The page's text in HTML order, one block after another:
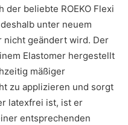
beliebte ROEKO Flexi
unter neuem
nicht geändert wird. Der
Elastomer hergestellt
mäßiger
zu applizieren und sorgt
latexfrei ist, ist er
entsprechenden